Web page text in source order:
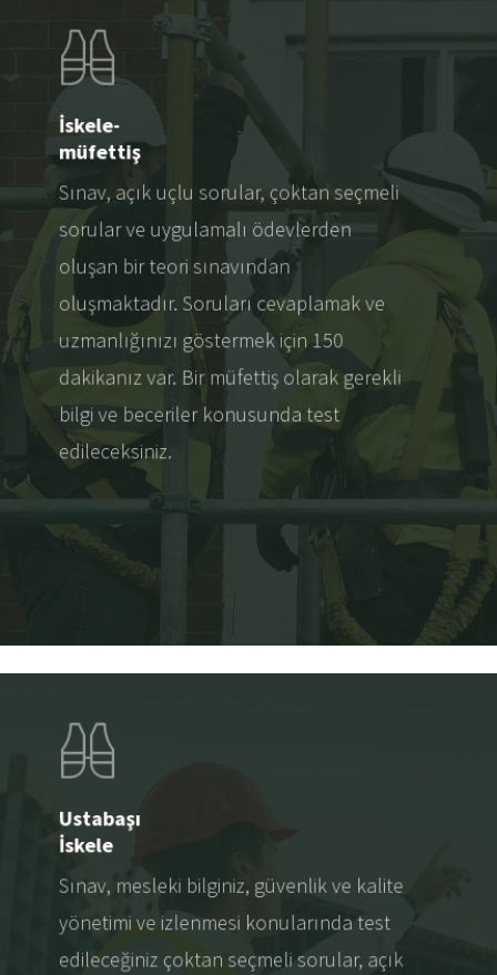
İskele-
müfettiş
Sınav, açık uçlu sorular, çoktan seçmeli
sorular ve uygulamalı ödevlerden
oluşan bir teori sınavından
oluşmaktadır. Soruları cevaplamak ve
uzmanlığınızı göstermek için 150
dakikanız var. Bir müfettiş olarak gerekli
bilgi ve beceriler konusunda test
edileceksiniz.
Ustabaşı
İskele
Sınav, mesleki bilginiz, güvenlik ve kalite
yönetimi ve izlenmesi konularında test
edileceğiniz çoktan seçmeli sorular, açık